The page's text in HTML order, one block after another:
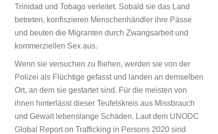
Trinidad und Tobago verleitet. Sobald sie das Land
betreten, konfiszieren Menschenhändler ihre Pässe
und beuten die Migranten durch Zwangsarbeit und
kommerziellen Sex aus.
Wenn sie versuchen zu fliehen, werden sie von der
Polizei als Flüchtige gefasst und landen an demselben
Ort, an dem sie gestartet sind. Für die meisten von
ihnen hinterlässt dieser Teufelskreis aus Missbrauch
und Gewalt lebenslange Schäden. Laut dem UNODC
Global Report on Trafficking in Persons 2020 sind